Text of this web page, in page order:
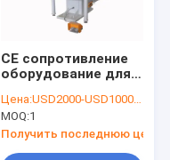
CE сопротивление
оборудование для
проволока сетка
точечная сварочная
машина
Цена:USD2000-USD100000
MOQ:1
Получить последнюю цену